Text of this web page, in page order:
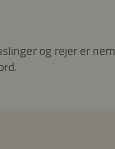
og rejer er nem